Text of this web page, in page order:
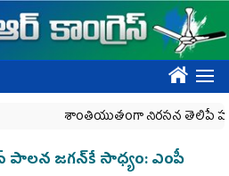
????
శాంతియుతంగా నిరసన తెలిపే
పాలన జగన్‌కే సాధ్యం: ఎంపీ